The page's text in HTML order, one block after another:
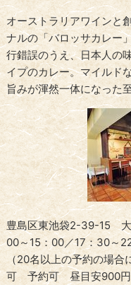
オーストラリアワインと
ナルの「バロッサカレー
行錯誤のうえ、日本人の
イプのカレー。マイルド
旨みが渾然一体になった
豊島区東池袋2-39-15
00～15：00／17：30～
（20名以上の予約の場
可 予約可 昼目安900円